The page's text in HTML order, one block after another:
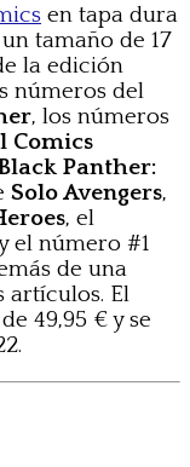
en tapa dura
tamaño de 17
la edición
números del
, los números
Comics
Panther:
Solo Avengers,
, el
el número #1
de una
artículos. El
49,95 € y se